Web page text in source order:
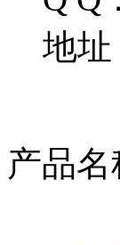
地址
产品名